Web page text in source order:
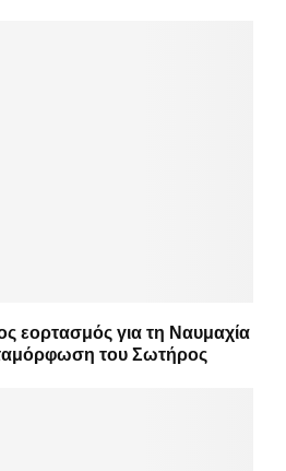
εορτασμός για τη Ναυμαχία
του Σωτήρος